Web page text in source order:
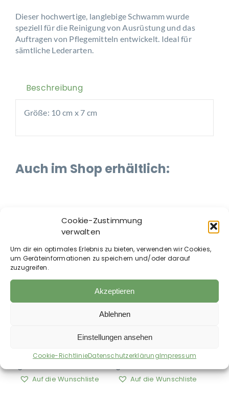
Cookie-Zustimmung
verwalten
Um dir ein optimales Erlebnis zu bieten, verwenden wir Cookies,
um Geräteinformationen zu speichern und/oder darauf
zuzugreifen.
Akzeptieren
Ablehnen
Einstellungen ansehen
Cookie-RichtlinieDatenschutzerklärungImpressum
Menge
Dieser hochwertige, langlebige Schwamm wurde
speziell für die Reinigung von Ausrüstung und das
Auftragen von Pflegemitteln entwickelt. Ideal für
sämtliche Lederarten.
Beschreibung
Größe: 10 cm x 7 cm
Auch im Shop erhältlich:
Carr & Day & Martin
30,00 €/kg
Auf die Wunschliste
Carr & Day & Martin
13,50
27,00€/l
Auf die Wunschliste